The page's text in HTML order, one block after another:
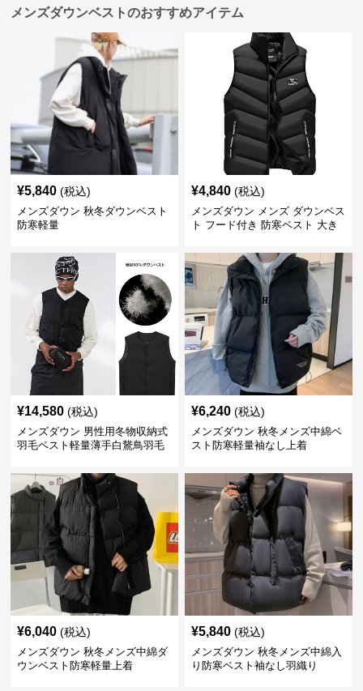
メンズダウンベストのおすすめアイテム
¥5,840 (税込)
メンズダウン 秋冬ダウンベスト
防寒軽量
¥4,840 (税込)
メンズダウン メンズ ダウンベス
ト フード付き 防寒ベスト 大き
¥14,580 (税込)
メンズダウン 男性用冬物収納式
羽毛ベスト軽量薄手白鵞鳥羽毛
¥6,240 (税込)
メンズダウン 秋冬メンズ中綿ベ
スト防寒軽量袖なし上着
¥6,040 (税込)
メンズダウン 秋冬メンズ中綿ダ
ウンベスト防寒軽量上着
¥5,840 (税込)
メンズダウン 秋冬メンズ中綿入
り防寒ベスト袖なし羽織り